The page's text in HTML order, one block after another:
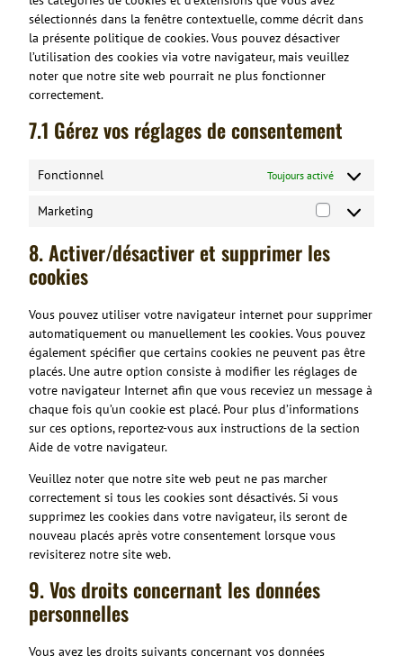
sélectionnés dans la fenêtre contextuelle, comme décrit dans
la présente politique de cookies. Vous pouvez désactiver
l’utilisation des cookies via votre navigateur, mais veuillez
noter que notre site web pourrait ne plus fonctionner
correctement.
7.1 Gérez vos réglages de consentement
Fonctionnel Toujours activé
Marketing
Marketing
8. Activer/désactiver et supprimer les
cookies
Vous pouvez utiliser votre navigateur internet pour supprimer
automatiquement ou manuellement les cookies. Vous pouvez
également spécifier que certains cookies ne peuvent pas être
placés. Une autre option consiste à modifier les réglages de
votre navigateur Internet afin que vous receviez un message à
chaque fois qu’un cookie est placé. Pour plus d’informations
sur ces options, reportez-vous aux instructions de la section
Aide de votre navigateur.
Veuillez noter que notre site web peut ne pas marcher
correctement si tous les cookies sont désactivés. Si vous
supprimez les cookies dans votre navigateur, ils seront de
nouveau placés après votre consentement lorsque vous
revisiterez notre site web.
9. Vos droits concernant les données
personnelles
Vous avez les droits suivants concernant vos données